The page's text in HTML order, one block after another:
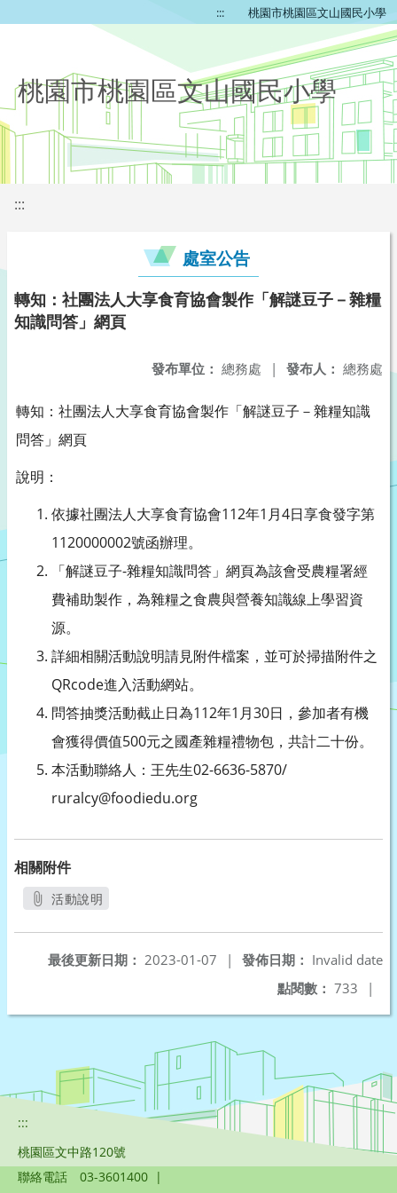
::: 桃園市桃園區文山國民小學
桃園市桃園區文山國民小學
:::
處室公告
轉知：社團法人大享食育協會製作「解謎豆子－雜糧
知識問答」網頁
發布人： 總務處
發布單位： 總務處 |
轉知：社團法人大享食育協會製作「解謎豆子－雜糧知識
問答」網頁
說明：
依據社團法人大享食育協會112年1月4日享食發字第
1120000002號函辦理。
「解謎豆子-雜糧知識問答」網頁為該會受農糧署經
費補助製作，為雜糧之食農與營養知識線上學習資
源。
詳細相關活動說明請見附件檔案，並可於掃描附件之
QRcode進入活動網站。
問答抽獎活動截止日為112年1月30日，參加者有機
會獲得價值500元之國產雜糧禮物包，共計二十份。
本活動聯絡人：王先生02-6636-5870/
ruralcy@foodiedu.org
相關附件
活動說明
發佈日期： Invalid date
最後更新日期： 2023-01-07
|
點閱數： 733 |
:::
桃園區文中路120號
聯絡電話
03-3601400 |